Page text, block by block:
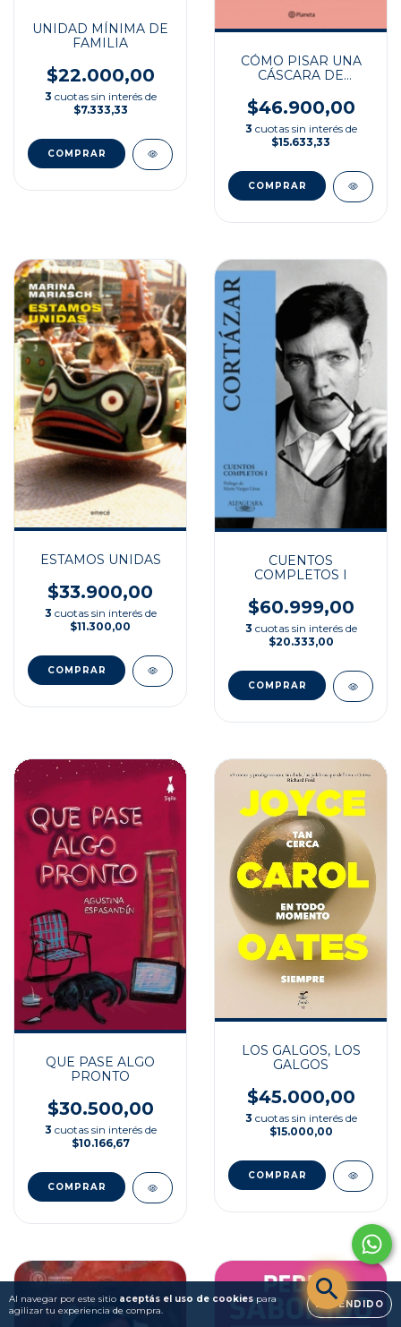
Al navegar por este sitio aceptás el uso de cookies para
agilizar tu experiencia de compra.
ENTENDIDO
UNIDAD MÍNIMA DE
FAMILIA
$22.000,00
3 cuotas sin interés de
$7.333,33
CÓMO PISAR UNA
CÁSCARA DE
$46.900,00
3 cuotas sin interés de
$15.633,33
ESTAMOS UNIDAS
$33.900,00
3 cuotas sin interés de
$11.300,00
CUENTOS
COMPLETOS I
$60.999,00
3 cuotas sin interés de
$20.333,00
QUE PASE ALGO
PRONTO
$30.500,00
3 cuotas sin interés de
$10.166,67
LOS GALGOS, LOS
GALGOS
$45.000,00
3 cuotas sin interés de
$15.000,00